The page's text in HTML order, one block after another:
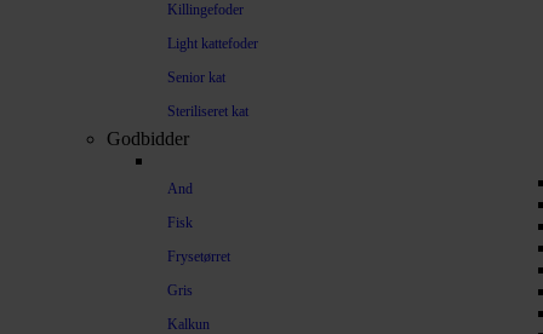
Killingefoder
Light kattefoder
Senior kat
Steriliseret kat
Godbidder
And
Fisk
Frysetørret
Gris
Kalkun